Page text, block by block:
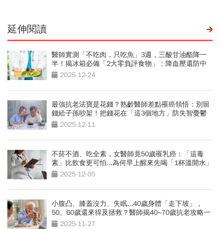
延伸閱讀
醫師實測「不吃肉，只吃魚」3週，三酸甘油酯降一
半！揭冰箱必備「2大零負評食物」：降血壓還防中
風、失智
2025-12-24
最強抗老法寶是花錢？熟齡醫師差點罹癌領悟：別留
錢給子孫吵架！把錢花在「這3個地方」防失智憂鬱
2025-12-11
不菸不酒、吃全素，女醫師竟50歲罹乳癌：「這毒
素」比飲食更可怕...為何早上醒來先喝「1杯溫開水」
很重要
2025-12-05
小腹凸、膝蓋沒力、失眠...40歲身體「走下坡」，
50、60歲還來得及拯救？醫師揭40~70歲抗老攻略一
次看2025-11-27